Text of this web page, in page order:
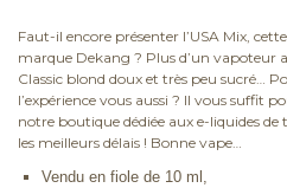
Faut-il encore présenter l’USA Mix,
marque Dekang ? Plus d’un vapoteur
Classic blond doux et très peu sucré…
l’expérience vous aussi ? Il vous suffit
notre boutique dédiée aux e-liquides
les meilleurs délais ! Bonne vape…
Vendu en fiole de 10 ml,